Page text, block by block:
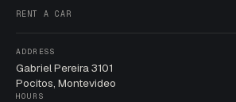
RENT A CAR
ADDRESS
Gabriel Pereira 3101
Pocitos, Montevideo
HOURS